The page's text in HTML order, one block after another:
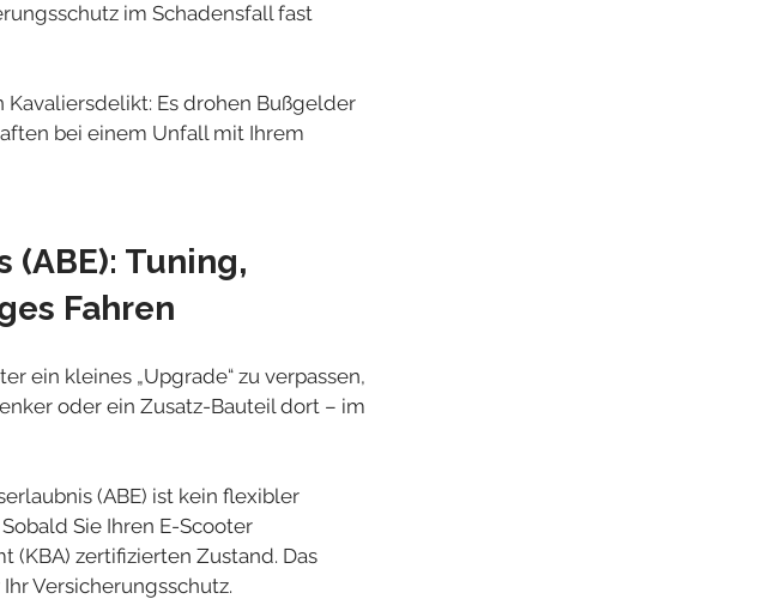
im Schadensfall fast
Es drohen Bußgelder
bei einem Unfall mit Ihrem
Tuning,
Fahren
ein kleines „Upgrade“ zu verpassen,
oder ein Zusatz-Bauteil dort – im
(ABE) ist kein flexibler
Sie Ihren E-Scooter
zertifizierten Zustand. Das
Versicherungsschutz.